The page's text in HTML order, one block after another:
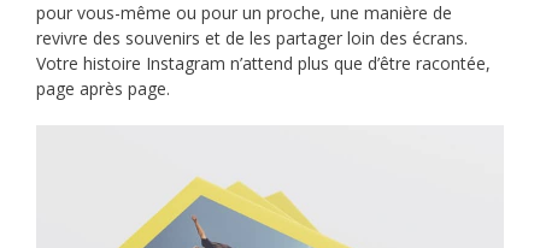
pour vous-même ou pour un proche, une manière de
revivre des souvenirs et de les partager loin des écrans.
Votre histoire Instagram n’attend plus que d’être racontée,
page après page.